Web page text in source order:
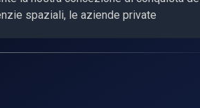
spaziali, le aziende private